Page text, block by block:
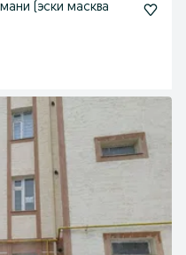
(эски масква